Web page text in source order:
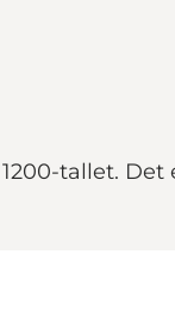
tallet.